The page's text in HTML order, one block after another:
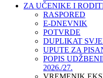
ZA UČENIKE I
RASPORED
E-DNEVNIK
POTVRDE
DUPLIKAT
UPUTE ZA
POPIS
2026./27.
VREMENIK